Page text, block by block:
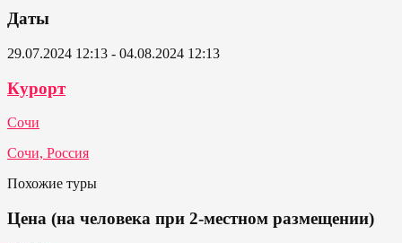
Даты
29.07.2024 12:13 - 04.08.2024 12:13
Курорт
Сочи
Сочи, Россия
Похожие туры
Цена (на человека при 2-местном размещении)